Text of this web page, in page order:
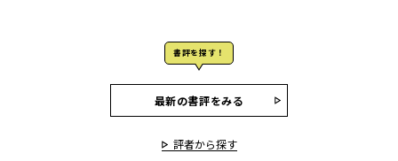
書評を探す！
最新の書評をみる
評者から探す